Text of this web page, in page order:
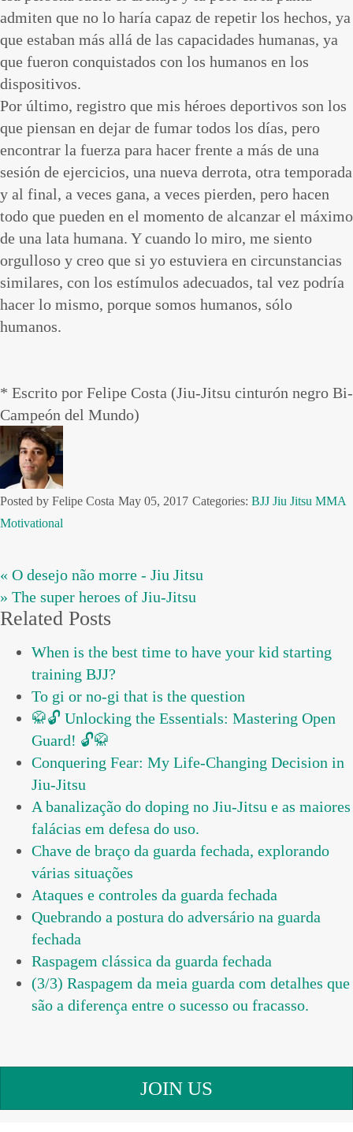
admiten que no lo haría capaz de repetir los hechos, ya
que estaban más allá de las capacidades humanas, ya
que fueron conquistados con los humanos en los
dispositivos.
Por último, registro que mis héroes deportivos son los
que piensan en dejar de fumar todos los días, pero
encontrar la fuerza para hacer frente a más de una
sesión de ejercicios, una nueva derrota, otra temporada
y al final, a veces gana, a veces pierden, pero hacen
todo que pueden en el momento de alcanzar el máximo
de una lata humana. Y cuando lo miro, me siento
orgulloso y creo que si yo estuviera en circunstancias
similares, con los estímulos adecuados, tal vez podría
hacer lo mismo, porque somos humanos, sólo
humanos.
* Escrito por Felipe Costa (Jiu-Jitsu cinturón negro Bi-
Campeón del Mundo)
Posted by Felipe Costa May 05, 2017 Categories: BJJ Jiu Jitsu MMA
Motivational
« O desejo não morre - Jiu Jitsu
» The super heroes of Jiu-Jitsu
Related Posts
When is the best time to have your kid starting
training BJJ?
To gi or no-gi that is the question
🥋🔓 Unlocking the Essentials: Mastering Open
Guard! 🔓🥋
Conquering Fear: My Life-Changing Decision in
Jiu-Jitsu
A banalização do doping no Jiu-Jitsu e as maiores
falácias em defesa do uso.
Chave de braço da guarda fechada, explorando
várias situações
Ataques e controles da guarda fechada
Quebrando a postura do adversário na guarda
fechada
Raspagem clássica da guarda fechada
(3/3) Raspagem da meia guarda com detalhes que
são a diferença entre o sucesso ou fracasso.
JOIN US